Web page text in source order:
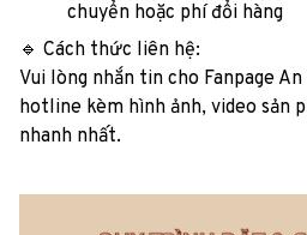
chuyển hoặc phí đổi hàng
🔹 Cách thức liên hệ:
Vui lòng nhắn tin cho Fanpage
hotline kèm hình ảnh, video sản
nhanh nhất.